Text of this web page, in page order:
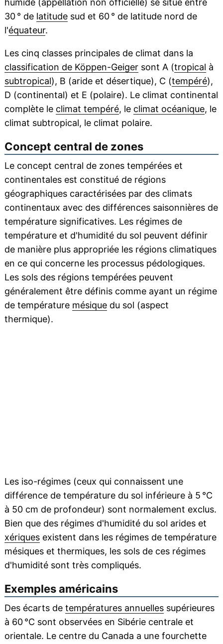
humide (appellation non officielle) se situe entre
30 ° de latitudesud et 60 ° de latitude nord de
l'équateur.
Les cinq classes principales de climat dans la
classification de Köppen-Geigersont A (tropical à
subtropical), B (aride et désertique), C (tempéré),
D (continental) et E (polaire). Le climat continental
complète le climat tempéré, le climat océanique, le
climat subtropical, le climat polaire.
Concept central de zones
Le concept central de zones tempérées et
continentales est constitué de régions
géographiques caractérisées par des climats
continentaux avec des différences saisonnières de
température significatives. Les régimes de
température et d'humidité du sol peuvent définir
de manière plus appropriée les régions climatiques
en ce qui concerne les processus pédologiques.
Les sols des régions tempérées peuvent
généralement être définis comme ayant un régime
de température mésiquedu sol (aspect
thermique).
Les iso-régimes (ceux qui connaissent une
différence de température du sol inférieure à 5 °C
à 50 cm de profondeur) sont normalement exclus.
Bien que des régimes d'humidité du sol arides et
xériquesexistent dans les régimes de température
mésiques et thermiques, les sols de ces régimes
d'humidité sont très compliqués.
Exemples américains
Des écarts de températures annuellessupérieures
à 60 °C sont observées en Sibérie centrale et
orientale. Le centre du Canada a une fourchette